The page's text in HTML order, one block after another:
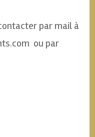
par mail à
ou par